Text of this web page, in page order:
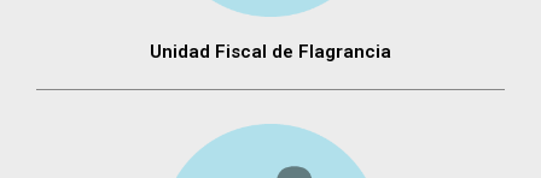
Unidad Fiscal de Flagrancia